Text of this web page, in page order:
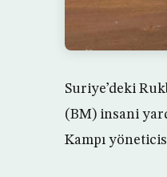
Suriye’deki
(BM) insani
Kampı